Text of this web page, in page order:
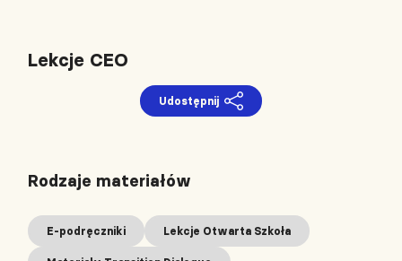
Lekcje CEO
Udostępnij
Rodzaje materiałów
E-podręczniki Lekcje Otwarta Szkoła